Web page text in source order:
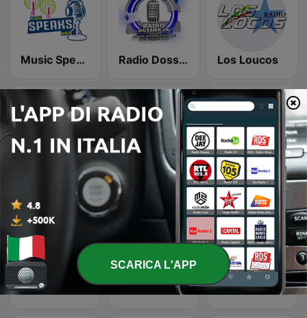
Music Speaks Radio Radio Dossier 24 Los Loucos
Radio Giampy Radio Festival - United Music
RAI Radio 3 - Radio3Mondo WEBRADIOLINK
SCARICA L'APP